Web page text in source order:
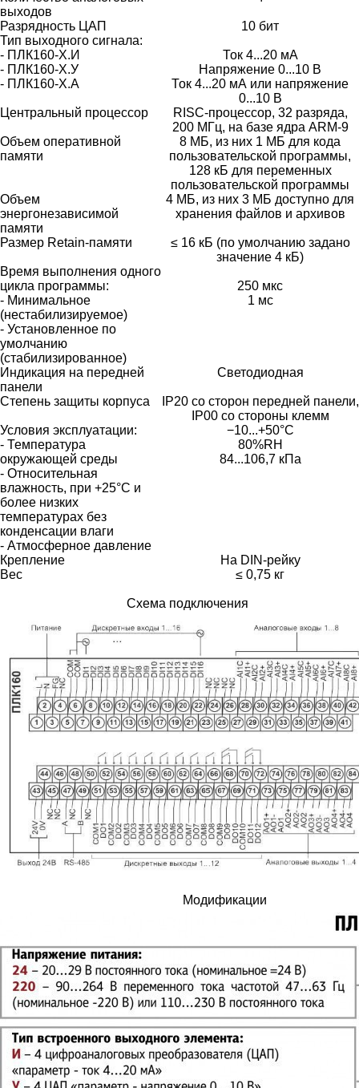
выходов
Разрядность ЦАП
10 бит
Тип выходного сигнала:
- ПЛК160-Х.И
- ПЛК160-Х.У
- ПЛК160-Х.А
Ток 4...20 мА
Напряжение 0...10 В
Ток 4...20 мА или напряжение
0...10 В
Центральный процессор
RISC-процессор, 32 разряда,
200 МГц, на базе ядра ARM-9
Объем оперативной
памяти
8 МБ, из них 1 МБ для кода
пользовательской программы,
128 кБ для переменных
пользовательской программы
Объем
энергонезависимой
памяти
4 МБ, из них 3 МБ доступно для
хранения файлов и архивов
Размер Retain-памяти
≤ 16 кБ (по умолчанию задано
значение 4 кБ)
Время выполнения одного
цикла программы:
- Минимальное
(нестабилизируемое)
- Установленное по
умолчанию
(стабилизированное)
250 мкс
1 мс
Индикация на передней
панели
Светодиодная
Степень защиты корпуса
IP20 со сторон передней панели,
IP00 со стороны клемм
Условия эксплуатации:
- Температура
окружающей среды
- Относительная
влажность, при +25°С и
более низких
температурах без
конденсации влаги
- Атмосферное давление
−10...+50°С
80%RH
84...106,7 кПа
Крепление
На DIN-рейку
Вес
≤ 0,75 кг
Схема подключения
Модификации